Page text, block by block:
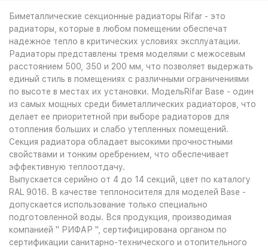
Биметаллические секционные радиаторы Rifar - это
радиаторы, которые в любом помещении обеспечат
надежное тепло в критических условиях эксплуатации.
Радиаторы представлены тремя моделями с межосевым
расстоянием 500, 350 и 200 мм, что позволяет выдержать
единый стиль в помещениях с различными ограничениями
по высоте в местах их установки. МодельRifar Base - один
из самых мощных среди биметаллических радиаторов, что
делает ее приоритетной при выборе радиаторов для
отопления больших и слабо утепленных помещений.
Секция радиатора обладает высокими прочностными
свойствами и тонким оребрением, что обеспечивает
эффективную теплоотдачу.
Выпускается серийно от 4 до 14 секций, цвет по каталогу
RAL 9016. В качестве теплоносителя для моделей Base -
допускается использование только специально
подготовленной воды. Вся продукция, производимая
компанией " РИФАР ", сертифицирована органом по
сертификации санитарно-технического и отопительного